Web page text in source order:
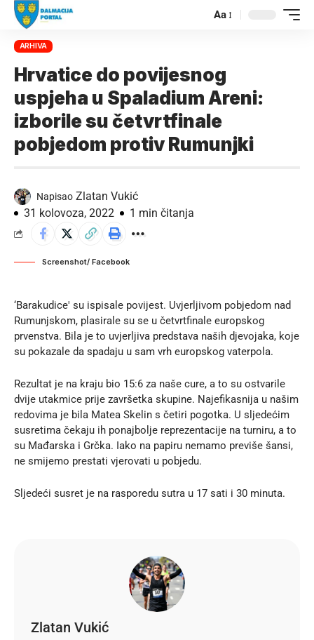
Aa
ARHIVA
Hrvatice do povijesnog
uspjeha u Spaladium Areni:
izborile su četvrtfinale
pobjedom protiv Rumunjki
Napisao Zlatan Vukić
31 kolovoza, 2022
1 min čitanja
Screenshot/ Facebook
‘Barakudice' su ispisale povijest. Uvjerljivom pobjedom nad
Rumunjskom, plasirale su se u četvrtfinale europskog
prvenstva. Bila je to uvjerljiva predstava naših djevojaka, koje
su pokazale da spadaju u sam vrh europskog vaterpola.
Rezultat je na kraju bio 15:6 za naše cure, a to su ostvarile
dvije utakmice prije završetka skupine. Najefikasnija u našim
redovima je bila Matea Skelin s četiri pogotka. U sljedećim
susretima čekaju ih ponajbolje reprezentacije na turniru, a to
su Mađarska i Grčka. Iako na papiru nemamo previše šansi,
ne smijemo prestati vjerovati u pobjedu.
Sljedeći susret je na rasporedu sutra u 17 sati i 30 minuta.
Zlatan Vukić